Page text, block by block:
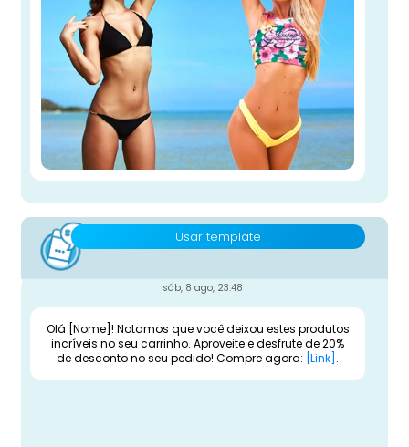
Usar template
sáb, 8 ago, 23:48
Olá [Nome]! Notamos que você deixou estes produtos
incríveis no seu carrinho. Aproveite e desfrute de 20%
de desconto no seu pedido! Compre agora: [Link] .